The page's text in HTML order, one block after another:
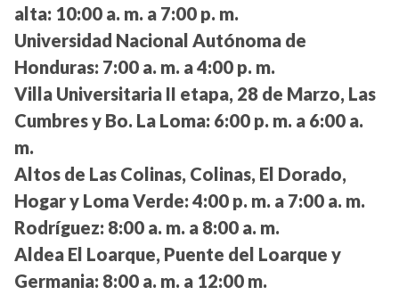
alta: 10:00 a. m. a 7:00 p. m.
Universidad Nacional Autónoma de
Honduras: 7:00 a. m. a 4:00 p. m.
Villa Universitaria II etapa, 28 de Marzo, Las
Cumbres y Bo. La Loma: 6:00 p. m. a 6:00 a.
m.
Altos de Las Colinas, Colinas, El Dorado,
Hogar y Loma Verde: 4:00 p. m. a 7:00 a. m.
Rodríguez: 8:00 a. m. a 8:00 a. m.
Aldea El Loarque, Puente del Loarque y
Germania: 8:00 a. m. a 12:00 m.